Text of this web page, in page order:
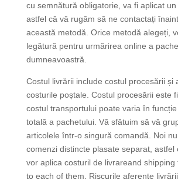
cu semnătură obligatorie, va fi aplicat un
astfel că vă rugăm să ne contactați
această metodă. Orice metodă alegeți,
legătură pentru urmărirea online a
dumneavoastră.
Costul livrării include costul procesării și
costurile poștale. Costul procesării este
costul transportului poate varia în
totală a pachetului. Vă sfătuim să vă
articolele într-o singură comandă. Noi
comenzi distincte plasate separat, astfel
vor aplica costuril de livrareand shipping
to each of them. Riscurile aferente